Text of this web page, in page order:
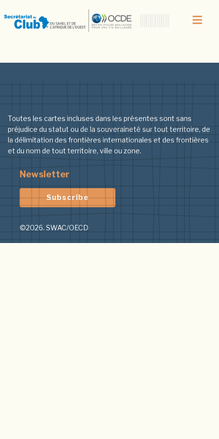
Auteur/autrice :
Quinchia
Toutes les cartes incluses dans les présentes sont sans
préjudice du statut ou de la souveraineté sur tout territoire, de
la délimitation des frontières internationales et des frontières
et du nom de tout territoire, ville ou zone.
Newsletter
Subscribe
©2026. SWAC/OECD